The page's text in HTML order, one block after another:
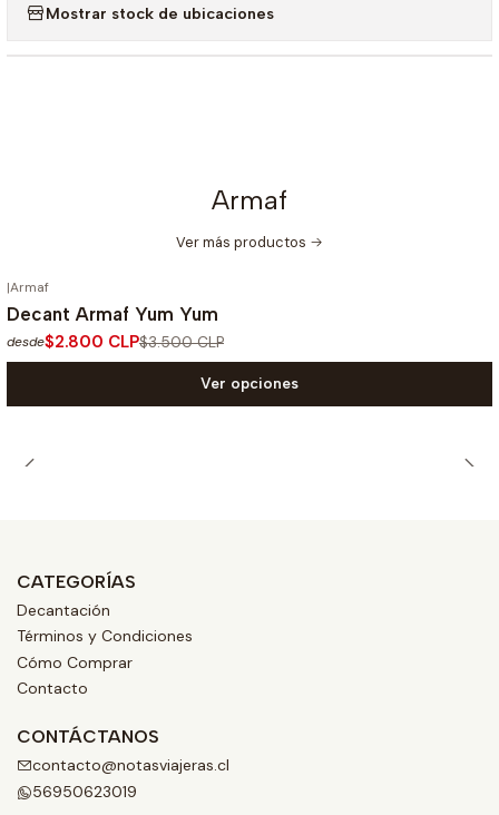
Mostrar stock de ubicaciones
Armaf
Ver más productos
|Armaf
Decant Armaf Yum Yum
desde$2.800 CLP$3.500 CLP
Ver opciones
CATEGORÍAS
Decantación
Términos y Condiciones
Cómo Comprar
Contacto
CONTÁCTANOS
contacto@notasviajeras.cl
56950623019